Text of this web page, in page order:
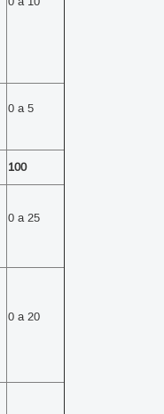
0 a 5
100
0 a 25
0 a 20